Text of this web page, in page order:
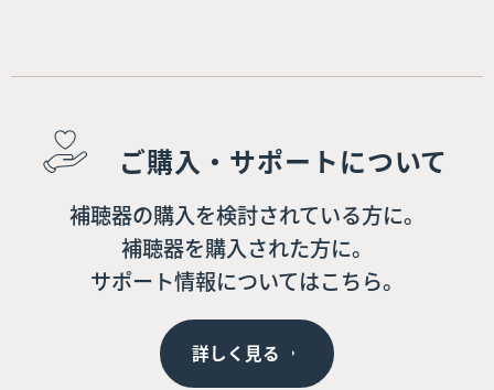
ご購入・サポートについて
補聴器の購入を検討されている方に。
補聴器を購入された方に。
サポート情報についてはこちら。
詳しく見る